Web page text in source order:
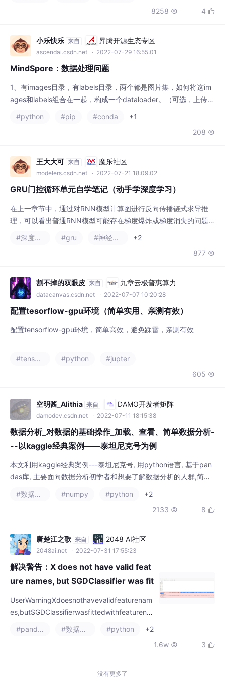
8258  4 
小乐快乐 来自 昇腾开源生态专区
ascendai.csdn.net · 2022-07-29 16:55:01
MindSpore：数据处理问题
1、有images目录，有labels目录，两个都是图片集，如何将这im
ages和labels组合在一起，构成一个dataloader。（可选，上传日
#python #pip #conda
+1
208 
王大大可 来自 魔乐社区
modelers.csdn.net · 2022-07-21 18:09:02
GRU门控循环单元自学笔记（动手学深度学习）
在上一章节中，通过对RNN模型计算图进行反向传播链式求导推
理，可以看出普通RNN模型可能存在梯度爆炸或梯度消失的问题
（因为存在矩阵的次幂项）。因此在本章中提出了若干模型可以缓
解梯度消失或梯度爆炸，并且这些模型可以做到对不同时间步设置
不同权重（为重要时间节点赋予较大权重并更新隐状态，为不重要
时，新的隐状态Ht就会接近候选隐状态H~t。这一步
#深度学习 #gru #神经网络
+2
877 
割不掉的双眼皮 来自 九章云极普惠算力
datacanvas.csdn.net · 2022-07-07 10:20:28
配置tesorflow-gpu环境（简单实用、亲测有效）
配置tensorflow-gpu环境，简单高效，避免踩雷，亲测有效
#tensorflow #python
#jupter
605 
空明酱_Alithia 来自 DAMO开发者矩阵
damodev.csdn.net · 2022-07-11 18:15:38
数据分析_对数据的基础操作_加载、查看、简单数据分析-
--以kaggle经典案例——泰坦尼克号为例
本文利用kaggle经典案例---泰坦尼克号, 用python语言, 基于pan
das库, 主要面向数据分析初学者和想要了解数据分析的人群,简要
法.数据基本操作命令由加载数据、认识数据的不同类型、数据预
处理、数据可视化等构成, 并提到了多种在加载数据、数据查看、
介绍了基本思路及方
#数据分析 #numpy #python
+2
2133  8 
唐楚江之歌 来自 2048 AI社区
2048ai.net · 2022-07-31 17:55:23
解决警告：X does not have valid feat
ure names, but SGDClassifier was fit
ted with feature names
UserWarningXdoesnothavevalidfeaturenam
es,butSGDClassifierwasfittedwithfeaturena
pd.DataFrame方法转为dataframe格式报错
#pandas #数据挖掘 #python
+2
1.6w  3 
没有更多了